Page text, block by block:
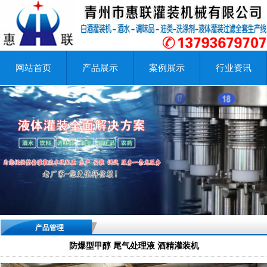
网站首页 产品展示 案例展示 行业资讯
产品管理
防爆型甲醇 尾气处理液 酒精灌装机